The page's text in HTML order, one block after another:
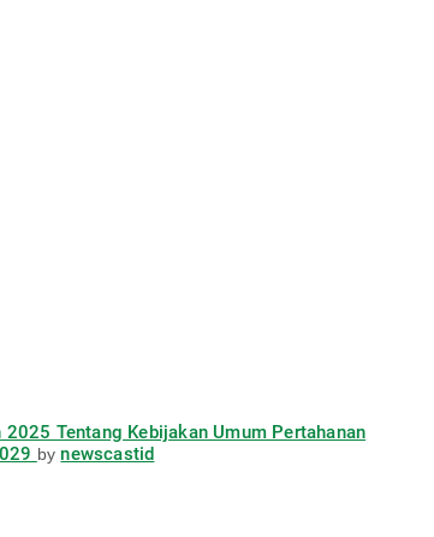
Tentang Kebijakan Umum Pertahanan
bynewscastid